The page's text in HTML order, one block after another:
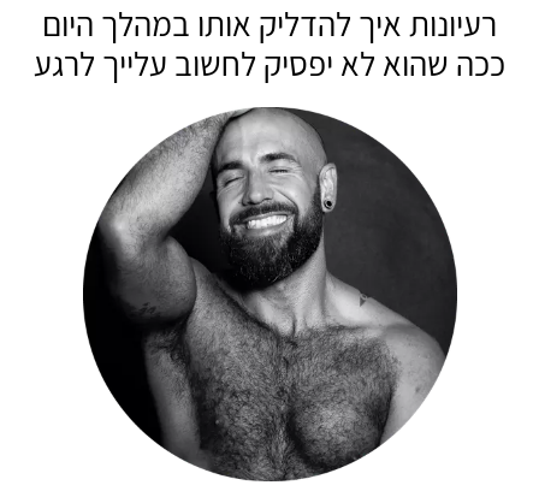
רעיונות איך להדליק אותו במהלך היום
ככה שהוא לא יפסיק לחשוב עלייך לרגע